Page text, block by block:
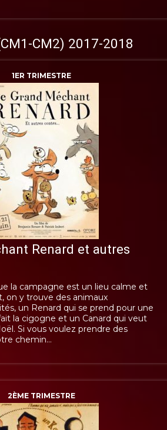
CM2) 2017-2018
1ER TRIMESTRE
Renard et autres
la campagne est un lieu calme et
on y trouve des animaux
un Renard qui se prend pour une
la cigogne et un Canard qui veut
Si vous voulez prendre des
chemin…
2ÈME TRIMESTRE